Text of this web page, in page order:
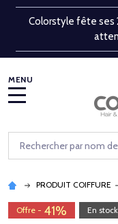
Colorstyle fête ses
Rechercher
PRODUIT COIFFURE
Offre - 41% En stock